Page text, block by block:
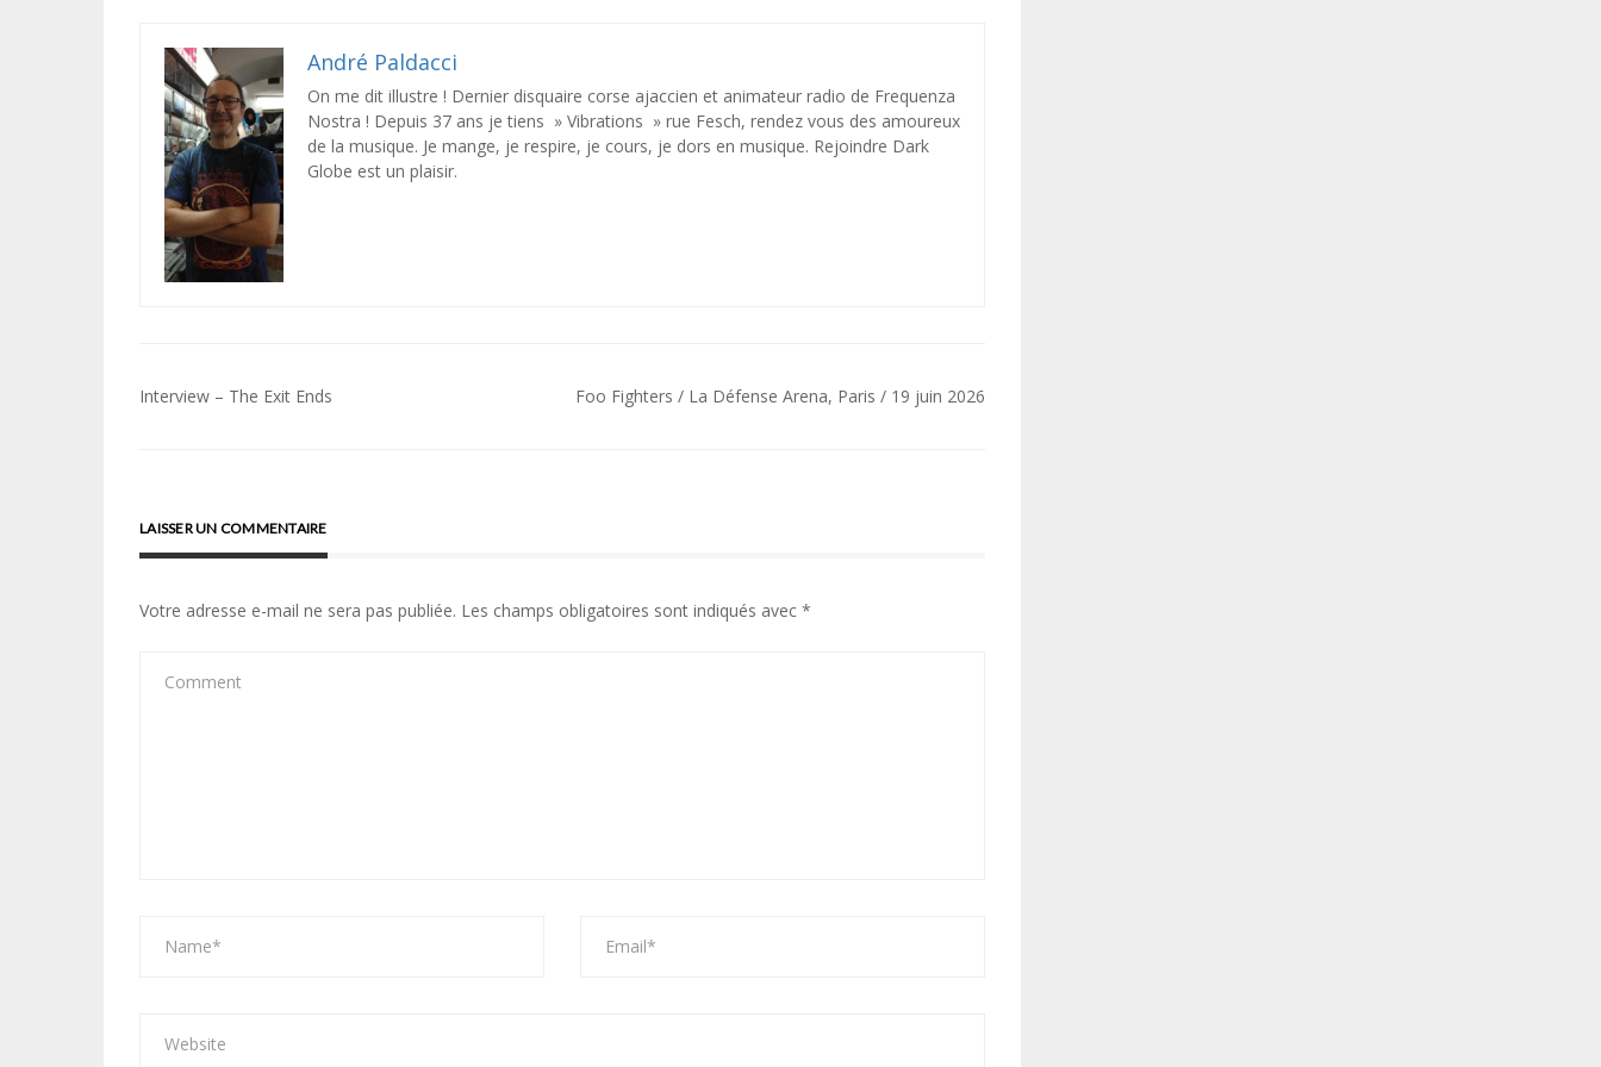
André Paldacci
On me dit illustre ! Dernier disquaire corse ajaccien et animateur radio de Frequenza
Nostra ! Depuis 37 ans je tiens » Vibrations » rue Fesch, rendez vous des amoureux
de la musique. Je mange, je respire, je cours, je dors en musique. Rejoindre Dark
Globe est un plaisir.
Navigation
Interview – The Exit Ends Foo Fighters / La Défense Arena, Paris / 19 juin 2026
LAISSER UN COMMENTAIRE
Votre adresse e-mail ne sera pas publiée. Les champs obligatoires sont indiqués avec *